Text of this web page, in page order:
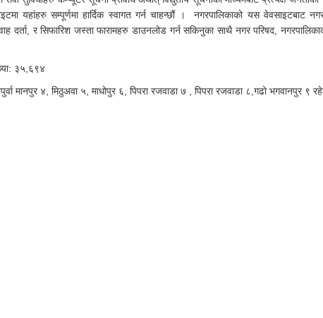
यहांहरु सम्पूर्णमा हार्दिक स्वागत गर्न चाहन्छौं । नगरपालिकाको यस वेवसाइटबाट
दर्ता, र सिफारिश जस्ता फारामहरु डाउनलोड गर्न सकिनुका साथै नगर परिषद,
३५,६९४
४, मिठुअवा ५, माधोपुर ६, पिपरा रजवाडा ७ , पिपरा रजवाडा ८,गढो भगवानपुर ९